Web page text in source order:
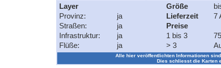
Layer
Provinz:
ja
Straßen:
ja
Infrastruktur:
ja
Flüße:
ja
Größe
Lieferzeit
7
Preise
1 bis 3
> 3
Alle hier veröffentlichten Informationen
Dies schliesst die Karten